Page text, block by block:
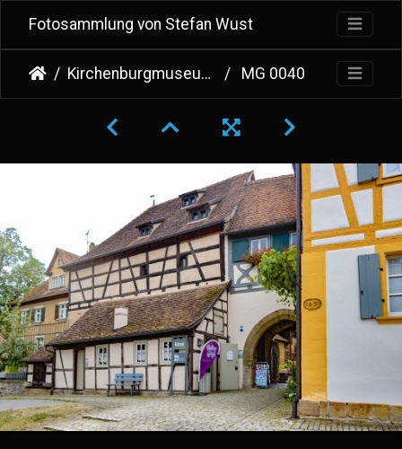
Fotosammlung von Stefan Wust
Kirchenburgmuseum Mönchsondheim MG 0040